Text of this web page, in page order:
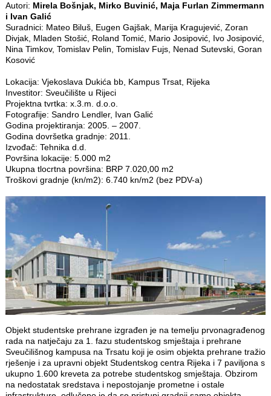
Autori: Mirela Bošnjak, Mirko Buvinić, Maja Furlan Zimmermann
i Ivan Galić
Suradnici: Mateo Biluš, Eugen Gajšak, Marija Kragujević, Zoran
Divjak, Mladen Stošić, Roland Tomić, Mario Josipović, Ivo Josipović,
Nina Timkov, Tomislav Pelin, Tomislav Fujs, Nenad Sutevski, Goran
Kosović
Lokacija: Vjekoslava Dukića bb, Kampus Trsat, Rijeka
Investitor: Sveučilište u Rijeci
Projektna tvrtka: x.3.m. d.o.o.
Fotografije: Sandro Lendler, Ivan Galić
Godina projektiranja: 2005. – 2007.
Godina dovršetka gradnje: 2011.
Izvođač: Tehnika d.d.
Površina lokacije: 5.000 m2
Ukupna tlocrtna površina: BRP 7.020,00 m2
Troškovi gradnje (kn/m2): 6.740 kn/m2 (bez PDV-a)
Objekt studentske prehrane izgrađen je na temelju prvonagrađenog
rada na natječaju za 1. fazu studentskog smještaja i prehrane
Sveučilišnog kampusa na Trsatu koji je osim objekta prehrane tražio
rješenje i za upravni objekt Studentskog centra Rijeka i 7 paviljona s
ukupno 1.600 kreveta za potrebe studentskog smještaja. Obzirom
na nedostatak sredstava i nepostojanje prometne i ostale